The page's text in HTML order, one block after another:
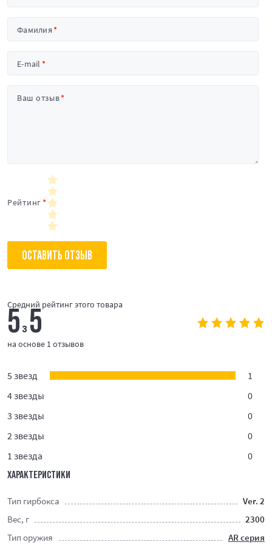
Фамилия
E-mail
Ваш отзыв
Рейтинг
ОСТАВИТЬ ОТЗЫВ
Средний рейтинг этого товара
5з5
на основе 1 отзывов
5 звезд
1
4 звезды
0
3 звезды
0
2 звезды
0
1 звезда
0
ХАРАКТЕРИСТИКИ
Тип гирбокса
Ver. 2
Вес, г
2300
Тип оружия
AR серия